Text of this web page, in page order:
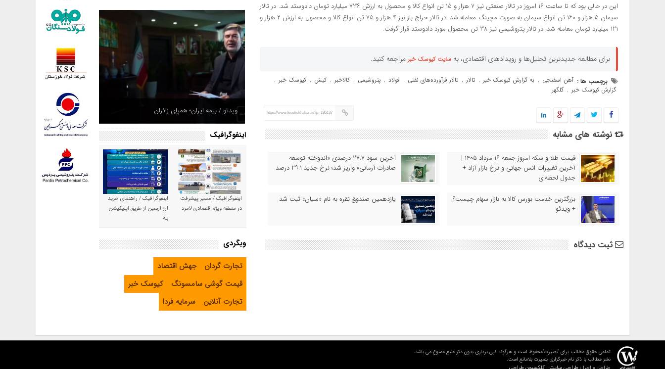
این در حالی بود که تا ساعت ۱۶ امروز در تالار صنعتی نیز ۷ هزار و ۱۵ تن انواع کالا و محصول به ارزش ۷۳۶ میلیارد تومان دادوستد شد. در تالار
سیمان ۵ هزار و ۱۶۰ تن انواع سیمان به صورت مچینگ معامله شد. در تالار حراج باز نیز ۴ هزار و ۷۵ تن انواع کالا و محصول به ارزش ۲ هزار و
۱۲۱ میلیارد تومان معامله شد. در تالار پتروشیمی نیز ۳۸ تن محصول مورد دادوستد قرار گرفت.
برای مطالعه جدیدترین تحلیل‌ها و رویدادهای اقتصادی، به سایت کیوسک خبر مراجعه کنید.
برچسب ها : آهن اسفنجی , به گزارش کیوسک خبر , تالار , تالار فرآورده‌های نفتی , فولاد , پتروشیمی , کالاخبر , کیش , کیوسک خبر ,
گزارش کیوسک خبر , گلگهر
https://www.kioskekhabar.ir/?p=195137
نوشته های مشابه
قیمت طلا و سکه امروز جمعه ۱۶ مرداد ۱۴۰۵ |
آخرین تغییرات انس جهانی و نرخ بازار آزاد +
جدول لحظه‌ای
آخرین سود ۲۷.۷ درصدی «اندوخته توسعه
صادرات آرمانی» واریز شد؛ نرخ جدید ۲۹.۱ درصد
بزرگترین خدمت بورس کالا به بازار سهام چیست؟
+ ویدئو
یازدهمین صندوق نقره به نام «سیان» ثبت شد
ثبت دیدگاه
ویدئو / بیمه ایران؛ همپای زائران
اینفوگرافیک
اینفوگرافیک / مسیر پیشرفت
در منطقه ویژه اقتصادی لامرد
اینفوگرافیک / راهنمای خرید
ارز اربعین از طریق اپلیکیشن
بله
وبگردی
تجارت گردان
جهش اقتصاد
قیمت گوشی سامسونگ
کیوسک خبر
تجارت آنلاین
سرمایه فردا
تمامی حقوق مطالب برای "بصیرت"محفوظ است و هرگونه کپی برداری بدون ذکر منبع ممنوع می باشد.
نشر مطالب با ذکر نام خبرگزاری بصیرت بلامانع است.